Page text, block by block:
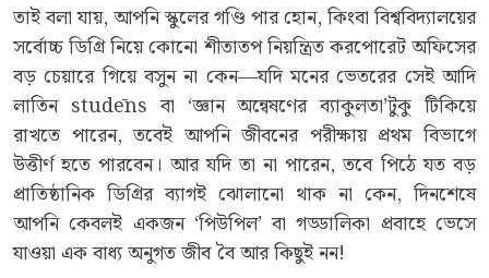
তাই বলা যায়, আপনি স্কুলের গণ্ডি পার হোন, কিংবা বিশ্ববিদ্যালয়ের
সর্বোচ্চ ডিগ্রি নিয়ে কোনো শীতাতপ নিয়ন্ত্রিত করপোরেট অফিসের
বড় চেয়ারে গিয়ে বসুন না কেন—যদি মনের ভেতরের সেই আদি
লাতিন studēns বা ‘জ্ঞান অন্বেষণের ব্যাকুলতা’টুকু টিকিয়ে
রাখতে পারেন, তবেই আপনি জীবনের পরীক্ষায় প্রথম বিভাগে
উত্তীর্ণ হতে পারবেন। আর যদি তা না পারেন, তবে পিঠে যত বড়
প্রাতিষ্ঠানিক ডিগ্রির ব্যাগই ঝোলানো থাক না কেন, দিনশেষে
আপনি কেবলই একজন ‘পিউপিল’ বা গড্ডালিকা প্রবাহে ভেসে
যাওয়া এক বাধ্য অনুগত জীব বৈ আর কিছুই নন!